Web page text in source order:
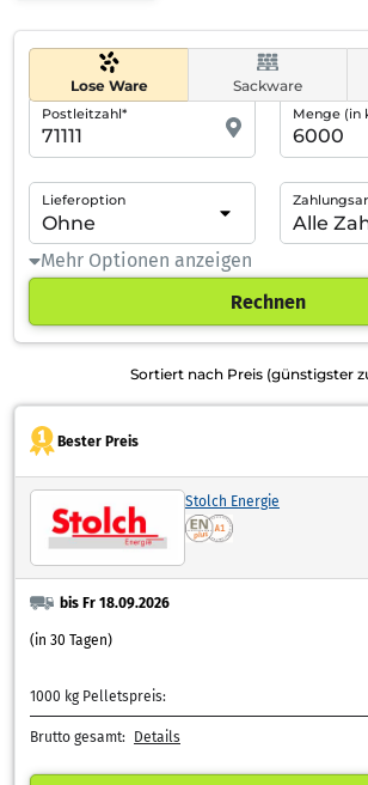
Lose Ware Sackware
Postleitzahl* Menge (in
Lieferoption
Mehr Optionen anzeigen
Rechnen
Sortiert nach Preis (günstigster
Bester Preis
Stolch Energie
bis Fr 18.09.2026
(in 30 Tagen)
1000 kg Pelletspreis:
Brutto gesamt: Details